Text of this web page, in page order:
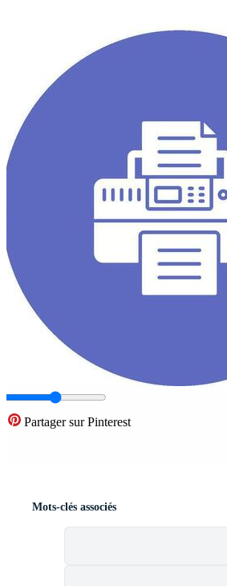
Partager sur Pinterest
Mots-clés associés